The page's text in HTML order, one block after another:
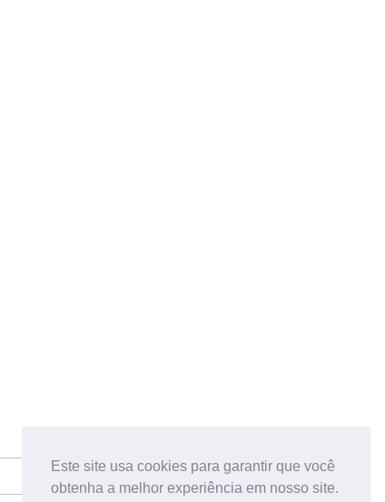
Este site usa cookies para garantir que você
obtenha a melhor experiência em nosso site.